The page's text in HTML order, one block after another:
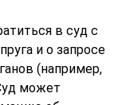
в суд с
и о запросе
(например,
может